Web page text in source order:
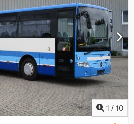
auf 100 Km/h Fahrerkarte
7,37 Meter mit viel Platz
und Seitenwind Assistent.
zusätzlicher Automatischen
beim Öffnen einer
Nebelscheinwerfer,
Recaro Fahrersitz,
Beheizt Zusatzheizung mit
5 KW Konvektor
Hinten, Rückfahrkamera.
Beleuchtung mit Dimmer, Decke
1 / 10